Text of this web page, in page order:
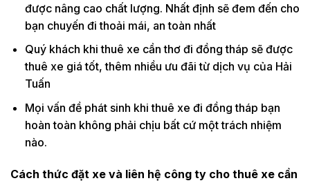
được nâng cao chất lượng. Nhất định sẽ đem đến cho
bạn chuyến đi thoải mái, an toàn nhất
Quý khách khi thuê xe cần thơ đi đồng tháp sẽ được
thuê xe giá tốt, thêm nhiều ưu đãi từ dịch vụ của Hải
Tuấn
Mọi vấn đề phát sinh khi thuê xe đi đồng tháp bạn
hoàn toàn không phải chịu bất cứ một trách nhiệm
nào.
Cách thức đặt xe và liên hệ công ty cho thuê xe cần